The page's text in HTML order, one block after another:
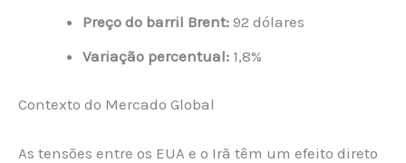
Preço do barril Brent: 92 dólares
Variação percentual: 1,8%
Contexto do Mercado Global
As tensões entre os EUA e o Irã têm um efeito direto